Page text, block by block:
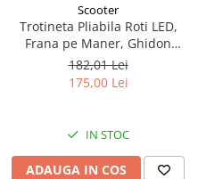
Scooter
Trotineta Pliabila Roti LED,
Frana pe Maner, Ghidon
Reglabil - Roz
182,01 Lei
175,00 Lei
IN STOC
ADAUGA IN COS